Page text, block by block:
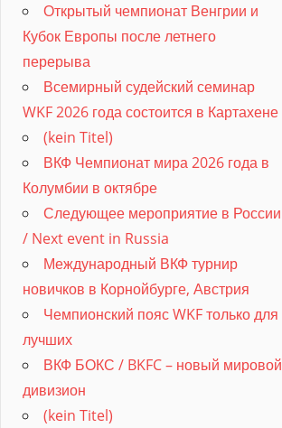
Открытый чемпионат Венгрии и
Кубок Европы после летнего
перерыва
Всемирный судейский семинар
WKF 2026 года состоится в Картахене
(kein Titel)
ВКФ Чемпионат мира 2026 года в
Колумбии в октябре
Следующее мероприятие в России
/ Next event in Russia
Международный ВКФ турнир
новичков в Корнойбурге, Австрия
Чемпионский пояс WKF только для
лучших
ВКФ БОКС / BKFC – новый мировой
дивизион
(kein Titel)